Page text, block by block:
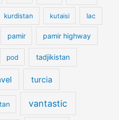
kurdistan kutaisi lac
pamir pamir highway
pod tadjikistan
turcia
vantastic